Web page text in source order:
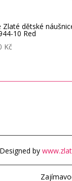
Zlaté dětské
10 Red
Kč
by